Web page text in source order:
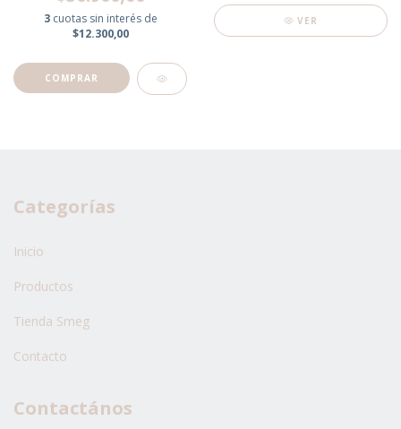
3 cuotas sin interés de
$12.300,00
VER
Categorías
Inicio
Productos
Tienda Smeg
Contacto
Contactános